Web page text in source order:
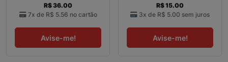
R$ 36.00
7x de R$ 5.56 no cartão
Avise-me!
R$ 15.00
3x de R$ 5.00 sem juros
Avise-me!